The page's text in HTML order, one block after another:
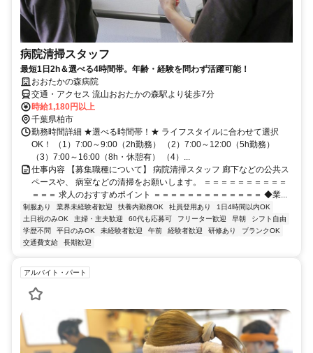
病院清掃スタッフ
最短1日2h＆選べる4時間帯。年齢・経験を問わず活躍可能！
おおたかの森病院
交通・アクセス 流山おおたかの森駅より徒歩7分
時給1,180円以上
千葉県柏市
勤務時間詳細 ★選べる時間帯！★ ライフスタイルに合わせて選択
OK！ （1）7:00～9:00（2h勤務） （2）7:00～12:00（5h勤務）
（3）7:00～16:00（8h・休憩有） （4）...
仕事内容 【募集職種について】 病院清掃スタッフ 廊下などの公共ス
ペースや、 病室などの清掃をお願いします。 ＝＝＝＝＝＝＝＝＝＝
＝＝＝ 求人のおすすめポイント ＝＝＝＝＝＝＝＝＝＝＝＝＝ ◆業...
制服あり 業界未経験者歓迎 扶養内勤務OK 社員登用あり
1日4時間以内OK
土日祝のみOK
主婦・主夫歓迎 60代も応募可 フリーター歓迎 早朝
シフト自由
学歴不問
平日のみOK 未経験者歓迎 午前 経験者歓迎 研修あり
ブランクOK
交通費支給
長期歓迎
アルバイト・パート